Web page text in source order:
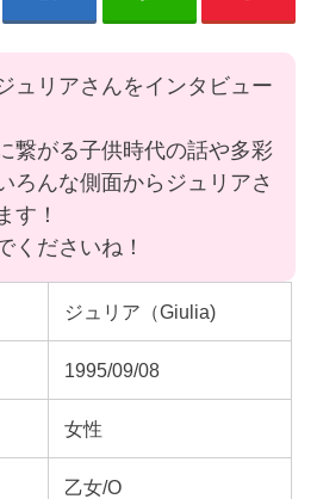
ュリアさんをインタビュー
繋がる子供時代の話や多彩
ろんな側面からジュリアさ
す！
くださいね！
ジュリア（Giulia)
1995/09/08
女性
乙女/O